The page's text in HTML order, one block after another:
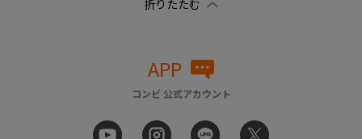
APP
コンビ 公式アカウント